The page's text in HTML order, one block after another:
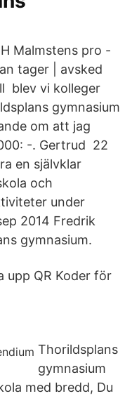
Malmstens pro -
tager | avsked
blev vi kolleger
gymnasium
om att jag
-. Gertrud 22
en självklar
och
under
2014 Fredrik
gymnasium.
upp QR Koder för
Thorildsplans
gymnasium
med bredd, Du